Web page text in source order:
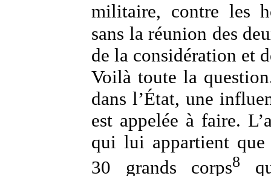
militaire, contre les
sans la réunion des
de la considération et
Voilà toute la
dans l’État, une
est appelée à faire.
qui lui appartient que
30 grands corps8